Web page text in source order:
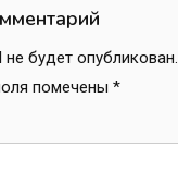
будет опубликован.
помечены *